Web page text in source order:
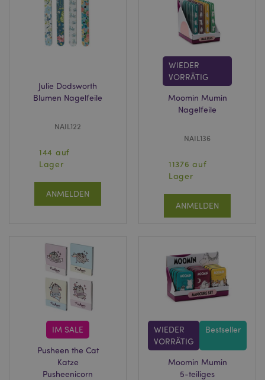
Julie Dodsworth
Blumen Nagelfeile
NAIL122
144 auf
Lager
ANMELDEN
WIEDER
VORRÄTIG
Moomin Mumin
Nagelfeile
NAIL136
11376 auf
Lager
ANMELDEN
IM SALE
Pusheen the Cat
Katze
Pusheenicorn
WIEDER
VORRÄTIG
Bestseller
Moomin Mumin
5-teiliges